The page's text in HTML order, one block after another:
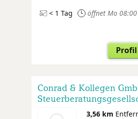
< 1 Tag öffnet Mo 08:00
Conrad & Kollegen
3,56 km